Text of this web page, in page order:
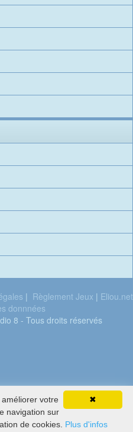
| Règlement Jeux | Eliou.net
donnnées
8 - Tous droits réservés
✖
votre
navigation sur
de cookies. Plus d'infos